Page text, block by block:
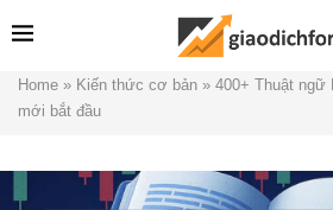
Home » Kiến thức cơ bản » 400+ Thuật ngữ
mới bắt đầu